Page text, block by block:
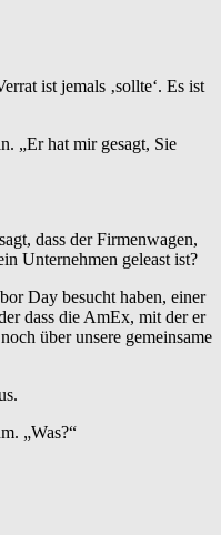
ist jemals ‚sollte‘. Es ist
„Er hat mir gesagt, Sie
dass der Firmenwagen,
Unternehmen geleast ist?
Day besucht haben, einer
dass die AmEx, mit der er
über unsere gemeinsame
„Was?“